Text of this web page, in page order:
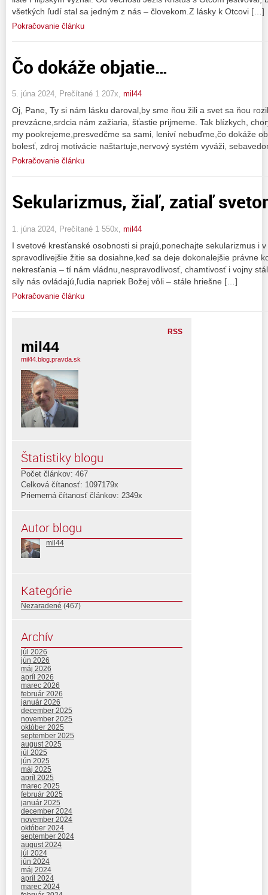
všetkých ľudí stal sa jedným z nás – človekom.Z lásky k Otcovi […]
Pokračovanie článku
Čo dokáže objatie…
5. júna 2024, Prečítané 1 207x, mil44
Oj, Pane, Ty si nám lásku daroval,by sme ňou žili a svet sa ňou
prevzácne,srdcia nám zažiaria, šťastie prijmeme. Tak blízkych,
my pookrejeme,presvedčme sa sami, leniví nebuďme,čo dokáže
bolesť, zdroj motivácie naštartuje,nervový systém vyváži,
Pokračovanie článku
Sekularizmus, žiaľ, zatiaľ
1. júna 2024, Prečítané 1 550x, mil44
I svetové kresťanské osobnosti si prajú,ponechajte sekularizmus i
spravodlivejšie žitie sa dosiahne,keď sa deje dokonalejšie právne
nekresťania – tí nám vládnu,nespravodlivosť, chamtivosť i vojny
sily nás ovládajú,ľudia napriek Božej vôli – stále hriešne […]
Pokračovanie článku
RSS
mil44
mil44.blog.pravda.sk
Štatistiky blogu
Počet článkov: 467
Celková čítanosť: 1097179x
Priemerná čítanosť článkov: 2349x
Autor blogu
mil44
Kategórie
Nezaradené (467)
Archív
júl 2026
jún 2026
máj 2026
apríl 2026
marec 2026
február 2026
január 2026
december 2025
november 2025
október 2025
september 2025
august 2025
júl 2025
jún 2025
máj 2025
apríl 2025
marec 2025
február 2025
január 2025
december 2024
november 2024
október 2024
september 2024
august 2024
júl 2024
jún 2024
máj 2024
apríl 2024
marec 2024